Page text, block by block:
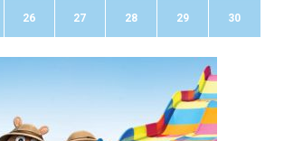
26 27 28 29 30